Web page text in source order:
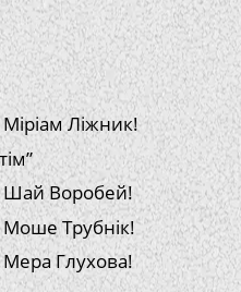
Ліжник!
Воробей!
Трубнік!
Глухова!